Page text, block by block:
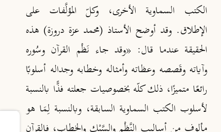
الكتب السماوية الأخرى، وكلّ المؤلَّفات على
الإطلاق. وقد أوضح الأستاذ (محمد عزة دروزة) هذه
الحقيقة عندما قال: «وقد جاء نَظْم القرآن وسُوره
وآياته وقَصصه وعظاته وأمثاله وخطابه وجداله أسلوبًا
رائعًا متميزًا، ذلك كلّه بخصوصيات جعلته فذًّا بالنسبة
لأسلوب الكتب السماوية السابقة، وبالنسبة لِمَا هو